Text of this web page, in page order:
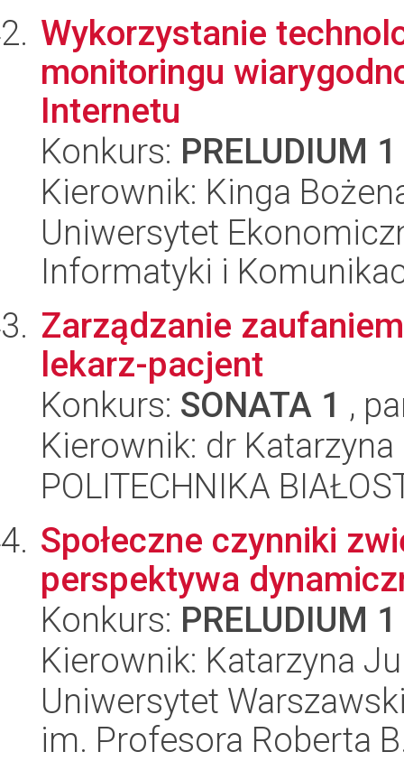
Wykorzystanie
monitoringu
Internetu
Konkurs: PRELUDIUM 1
Kierownik: Kinga
Uniwersytet
Informatyki i
Zarządzanie
lekarz-pacjent
Konkurs: SONATA 1 ,
Kierownik: dr
POLITECHNIKA
Społeczne czynniki
perspektywa
Konkurs: PRELUDIUM 1
Kierownik: Katarzyna
Uniwersytet
im. Profesora Roberta